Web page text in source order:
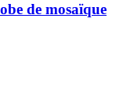
de mosaïque